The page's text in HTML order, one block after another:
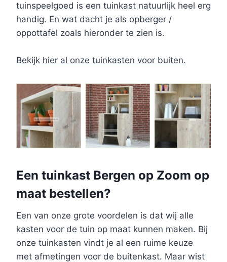
tuinspeelgoed is een tuinkast natuurlijk heel erg
handig. En wat dacht je als opberger /
oppottafel zoals hieronder te zien is.
Bekijk hier al onze tuinkasten voor buiten.
Een tuinkast Bergen op Zoom op
maat bestellen?
Een van onze grote voordelen is dat wij alle
kasten voor de tuin op maat kunnen maken. Bij
onze tuinkasten vindt je al een ruime keuze
met afmetingen voor de buitenkast. Maar wist